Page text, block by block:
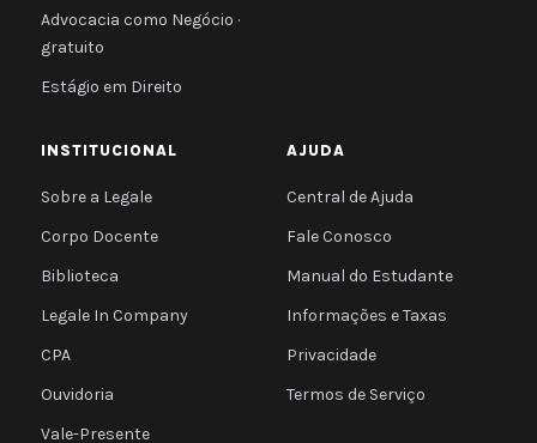
Advocacia como Negócio ·
gratuito
Estágio em Direito
INSTITUCIONAL
Sobre a Legale
Corpo Docente
Biblioteca
Legale In Company
CPA
Ouvidoria
Vale-Presente
AJUDA
Central de Ajuda
Fale Conosco
Manual do Estudante
Informações e Taxas
Privacidade
Termos de Serviço